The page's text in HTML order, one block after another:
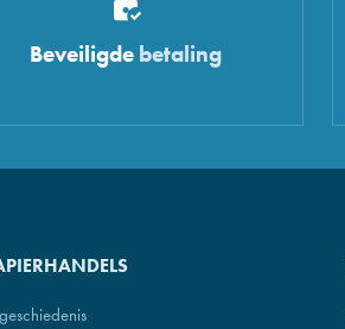
Beveiligdebetaling